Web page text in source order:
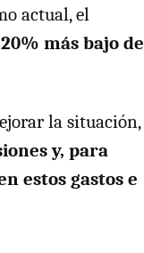
actual, el
más bajo de
la situación,
y, para
estos gastos e